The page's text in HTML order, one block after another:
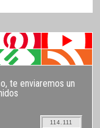
te enviaremos un
114.111